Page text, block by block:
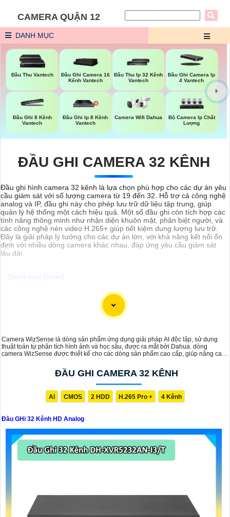
CAMERA QUẬN 12
DANH MỤC
Đầu Thu Vantech
Đầu Ghi Camera 16
Kênh Vantech
Đầu Thu Ip 32 Kênh
Vantech
Đầu Ghi Camera Ip
4 Vantech
Đầu Ghi 8 Kênh
Vantech
Đầu Ghi Ip 8 Kênh
Vantech
Camera Wifi Dahua
Bộ Camera Ip Chất
Lượng
ĐẦU GHI CAMERA 32 KÊNH
Đầu ghi hình camera 32 kênh là lựa chọn phù hợp cho các dự án yêu
cầu giám sát với số lượng camera từ 19 đến 32. Hỗ trợ cả công nghệ
analog và IP, đầu ghi này cho phép lưu trữ dữ liệu tập trung, giúp
quản lý hệ thống một cách hiệu quả. Một số đầu ghi còn tích hợp các
tính năng thông minh như nhận diện khuôn mặt, phân biệt người, và
các công nghệ nén video H.265+ giúp tiết kiệm dung lượng lưu trữ.
Đây là giải pháp lý tưởng cho các dự án lớn, với khả năng kết nối ổn
định với nhiều dòng camera khác nhau, đáp ứng yêu cầu giám sát
lâu dài.
Camera WizSense là dòng sản phẩm ứng dụng giải pháp AI độc lập, sử dụng
thuật toán tự phân tích hình ảnh và học sâu, được ra mắt bởi Dahua. dòng
camera WizSense được thiết kế cho các dòng sản phẩm cao cấp, giúp nâng cao
minh, WizSense không chỉ cung cấp hình ảnh chất lượng cao mà còn tiết kiệm
chi phí đáng kể cho các dự án lớn, đáp ứng nhu cầu an ninh dự án chuyên dụng.
ĐẦU GHI CAMERA 32 KÊNH
AI CMOS 2 HDD H.265 Pro + 4 Kênh
Đầu GHi 32 Kênh HD Analog